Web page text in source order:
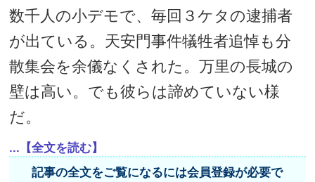
数千人の小デモで、毎回３ケタの逮捕者
が出ている。天安門事件犠牲者追悼も分
散集会を余儀なくされた。万里の長城の
壁は高い。でも彼らは諦めていない様
だ。
...【全文を読む】
記事の全文をご覧になるには会員登録が必要で